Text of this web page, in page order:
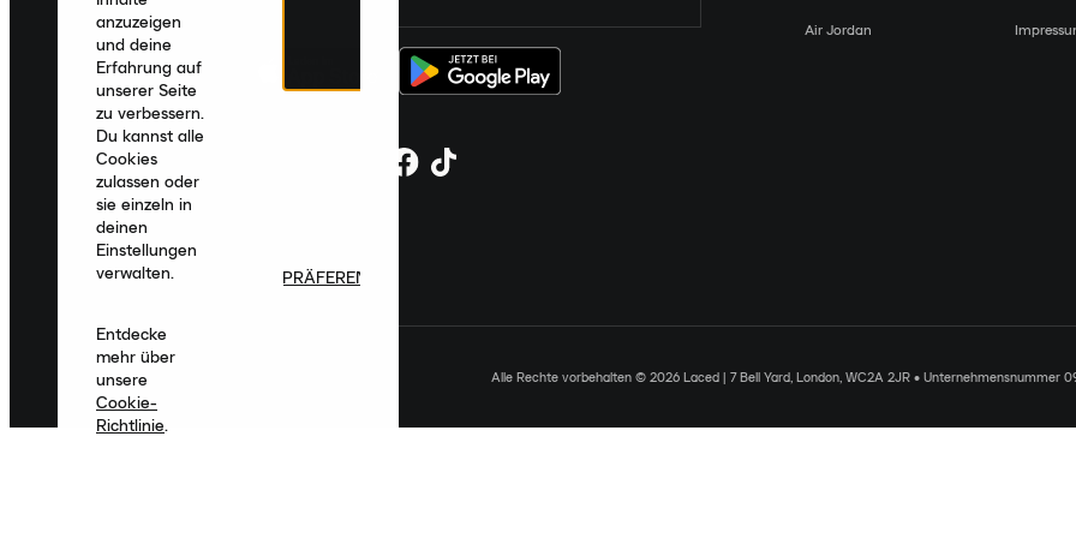
Air Jordan
Alle Rechte vorbehalten © 2026 Laced | 7 Bell Yard, London, WC2A 2JR • Unternehmensnummer
anzuzeigen
und deine
Erfahrung auf
unserer Seite
zu verbessern.
Du kannst alle
Cookies
zulassen oder
sie einzeln in
deinen
Einstellungen
verwalten.
Entdecke
mehr über
unsere
Cookie-
Richtlinie.
PRÄFERENZEN